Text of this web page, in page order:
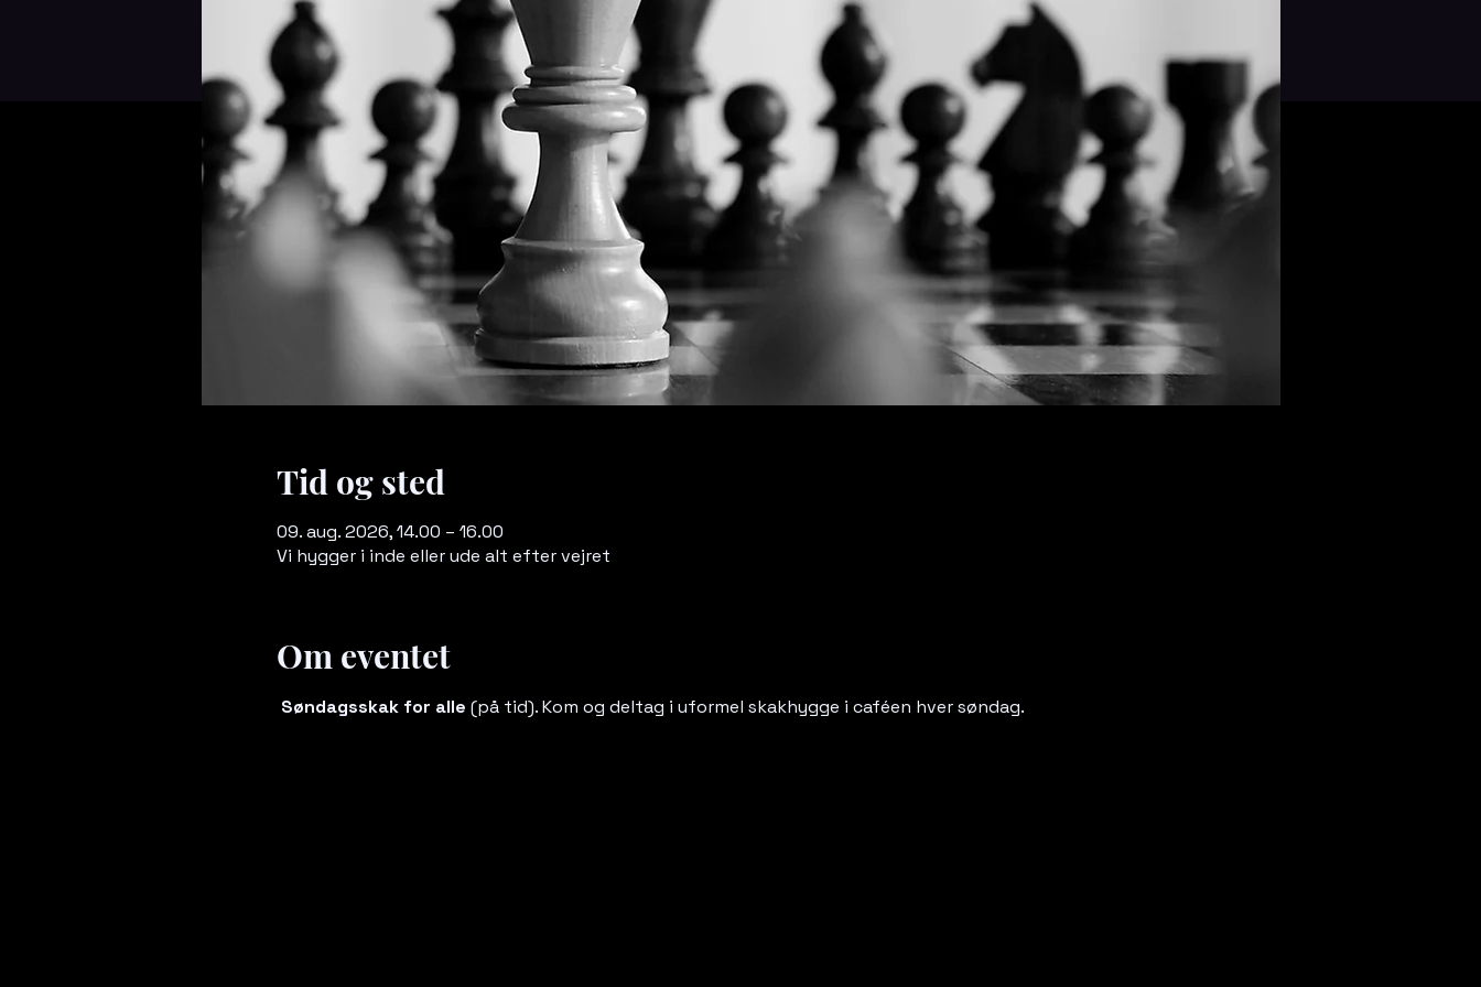
Tid og sted
09. aug. 2026, 14.00 – 16.00
Vi hygger i inde eller ude alt efter vejret
Om eventet
Søndagsskak for alle (på tid). Kom og deltag i uformel skakhygge i caféen hver søndag.